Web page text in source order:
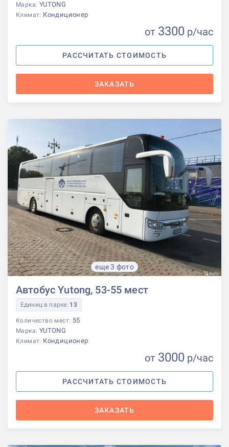
Марка: YUTONG
Климат: Кондиционер
от 3300 р/час
РАССЧИТАТЬ СТОИМОСТЬ
ЗАКАЗАТЬ
еще 3 фото
Автобус Yutong, 53-55 мест
Единиц в парке: 13
Количество мест: 55
Марка: YUTONG
Климат: Кондиционер
от 3000 р/час
РАССЧИТАТЬ СТОИМОСТЬ
ЗАКАЗАТЬ